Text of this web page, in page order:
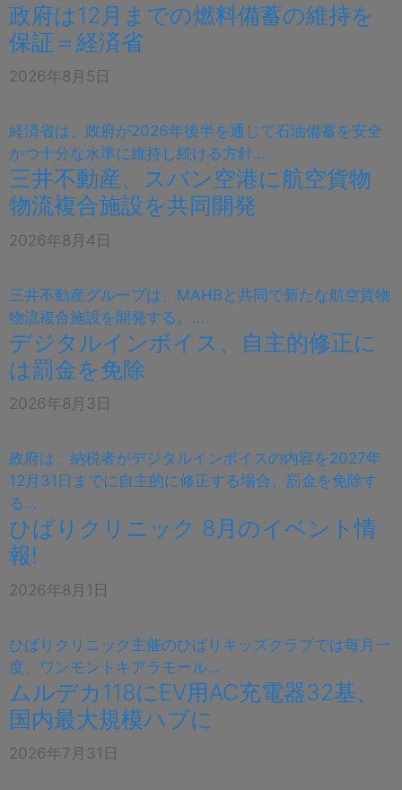
政府は12月までの燃料備蓄の維持を
保証＝経済省
2026年8月5日
経済省は、政府が2026年後半を通じて石油備蓄を安全
かつ十分な水準に維持し続ける方針…
三井不動産、スバン空港に航空貨物
物流複合施設を共同開発
2026年8月4日
三井不動産グループは、MAHBと共同で新たな航空貨物
物流複合施設を開発する。…
デジタルインボイス、自主的修正に
は罰金を免除
2026年8月3日
政府は、納税者がデジタルインボイスの内容を2027年
12月31日までに自主的に修正する場合、罰金を免除す
る…
ひばりクリニック 8月のイベント情
報!
2026年8月1日
ひばりクリニック主催のひばりキッズクラブでは毎月一
度、ワンモントキアラモール…
ムルデカ118にEV用AC充電器32基、
国内最大規模ハブに
2026年7月31日